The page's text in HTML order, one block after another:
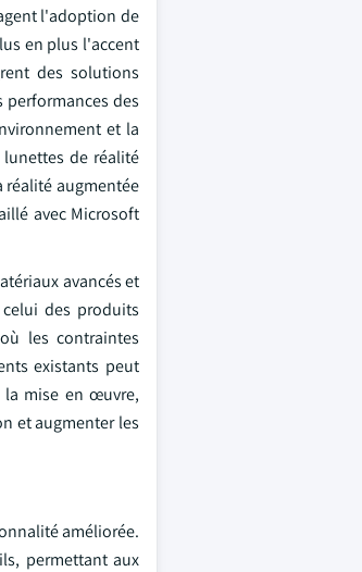
l'adoption de
en plus l'accent
des solutions
des
et la
de réalité
réalité augmentée
avec Microsoft
avancés et
des produits
les contraintes
existants peut
la mise en œuvre,
et augmenter les
améliorée.
permettant aux